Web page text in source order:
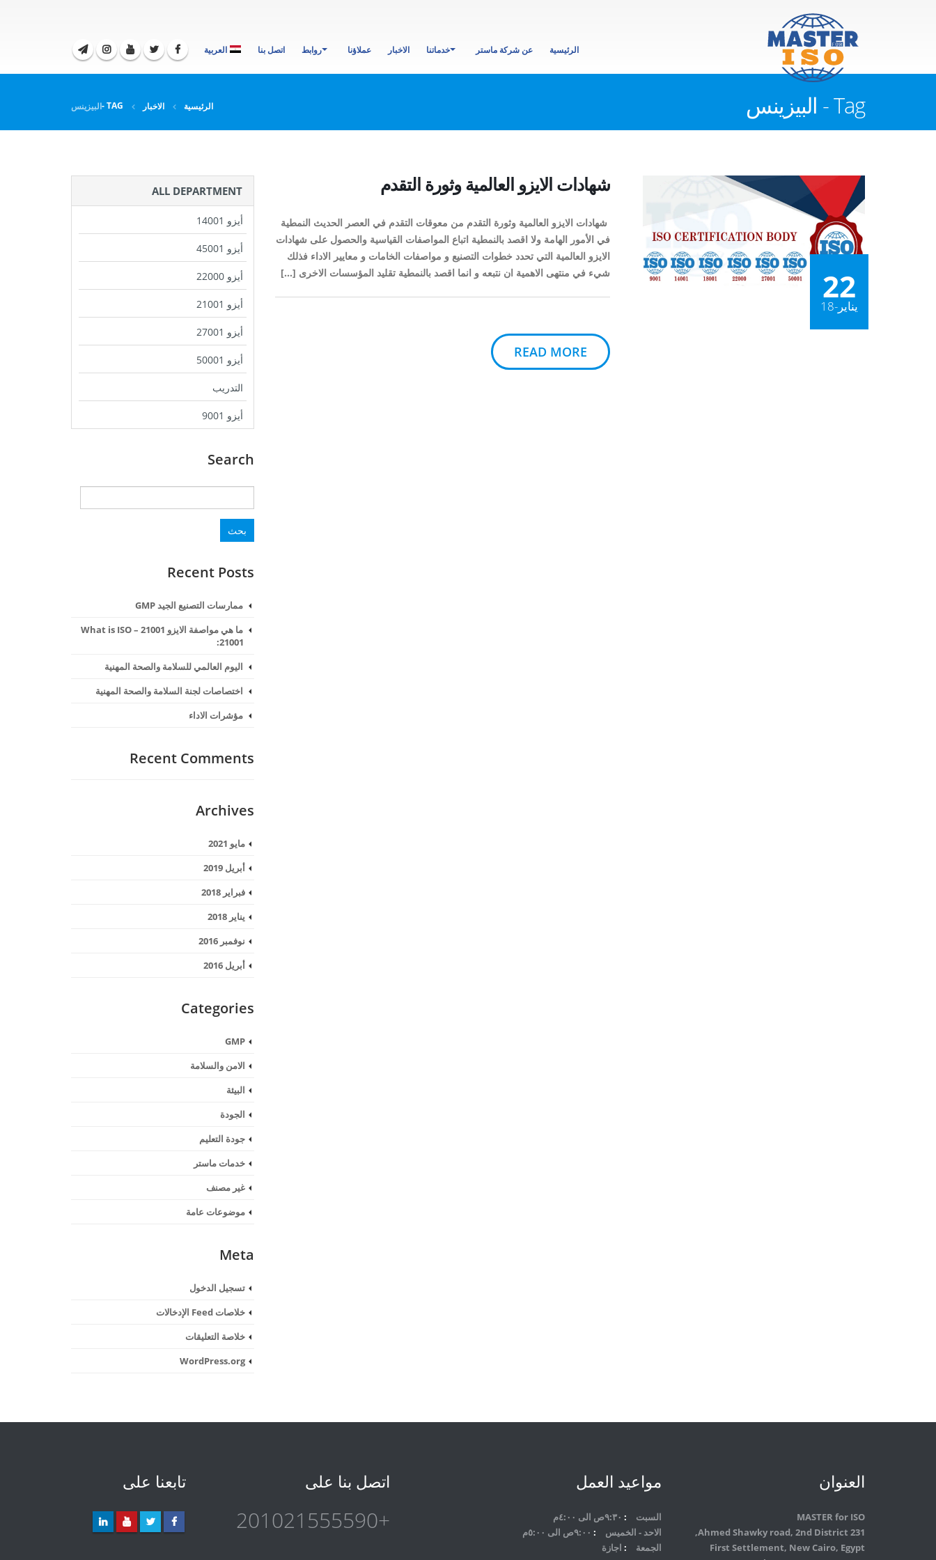
الرئيسية عن شركة ماستر خدماتنا الاخبار عملاؤنا روابط اتصل بنا العربية
Tag - البيزينس الرئيسية الاخبار TAG - البيزينس
22
يناير-18
شهادات الايزو العالمية وثورة التقدم
شهادات الايزو العالمية وثورة التقدم من معوقات التقدم في العصر الحديث النمطية
في الأمور الهامة ولا اقصد بالنمطية اتباع المواصفات القياسية والحصول على شهادات
الايزو العالمية التي تحدد خطوات التصنيع و مواصفات الخامات و معايير الاداء فذلك
شيء في منتهى الاهمية ان نتبعه و انما اقصد بالنمطية تقليد المؤسسات الاخرى [...]
READ MORE
ALL DEPARTMENT
أيزو 14001
أيزو 45001
أيزو 22000
أيزو 21001
أيزو 27001
أيزو 50001
التدريب
أيزو 9001
Search
عن:
Recent Posts
ممارسات التصنيع الجيد GMP
ما هي مواصفة الايزو 21001 – What is ISO
21001:
اليوم العالمي للسلامة والصحة المهنية
اختصاصات لجنة السلامة والصحة المهنية
مؤشرات الاداء
Recent Comments
Archives
مايو 2021
أبريل 2019
فبراير 2018
يناير 2018
نوفمبر 2016
أبريل 2016
Categories
GMP
الامن والسلامة
البيئة
الجودة
جودة التعليم
خدمات ماستر
غير مصنف
موضوعات عامة
Meta
تسجيل الدخول
خلاصات Feed الإدخالات
خلاصة التعليقات
WordPress.org
العنوان
MASTER for ISO
231 Ahmed Shawky road, 2nd District,
First Settlement, New Cairo, Egypt
مواعيد العمل
السبت
الاحد - الخميس
الجمعة
اجازة
اتصل بنا على
+201021555590
تابعنا على